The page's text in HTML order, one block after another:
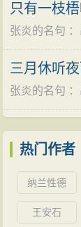
只有一枝
张炎的名句
三月休听
张炎的名句
热门作者
纳兰性德
王安石